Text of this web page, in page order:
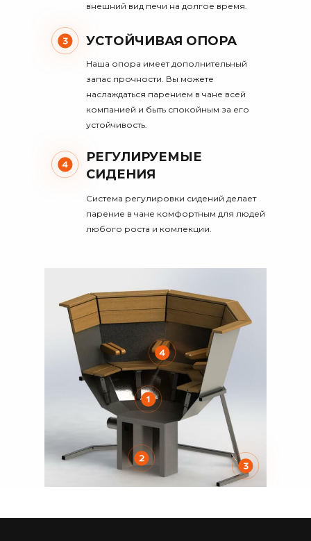
внешний вид печи на долгое время.
УСТОЙЧИВАЯ ОПОРА
Наша опора имеет дополнительный
запас прочности. Вы можете
наслаждаться парением в чане всей
компанией и быть спокойным за его
устойчивость.
РЕГУЛИРУЕМЫЕ
СИДЕНИЯ
Система регулировки сидений делает
парение в чане комфортным для людей
любого роста и комлекции.